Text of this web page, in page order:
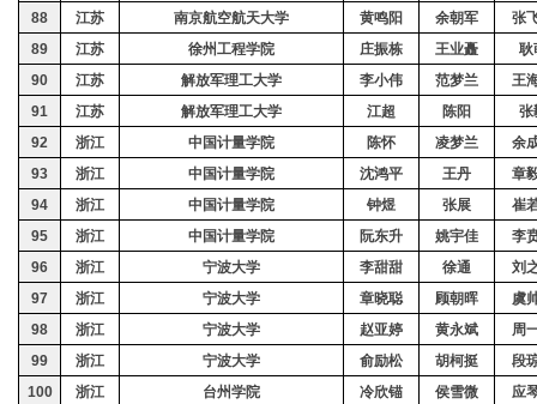
88 江苏 南京航空航天大学 黄鸣阳 余朝军
张
89
江苏 徐州工程学院 庄振栋 王业矗
耿
90
江苏 解放军理工大学 李小伟 范梦兰
王
91
江苏 解放军理工大学 江超 陈阳
张
92
浙江 中国计量学院 陈怀 凌梦兰
余
93
浙江 中国计量学院 沈鸿平 王丹
章
94
浙江 中国计量学院 钟煜 张展
崔
95
浙江 中国计量学院 阮东升 姚宇佳
李
96
浙江 宁波大学 李甜甜 徐通
刘
97
浙江 宁波大学 章晓聪 顾朝晖
虞
98
浙江 宁波大学 赵亚婷 黄永斌
周
99
浙江 宁波大学 俞励松 胡柯挺
段
100
浙江 台州学院 冷欣锚 侯雪微
应